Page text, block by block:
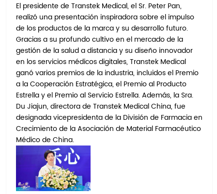
El presidente de Transtek Medical, el Sr. Peter Pan,
realizó una presentación inspiradora sobre el impulso
de los productos de la marca y su desarrollo futuro.
Gracias a su profundo cultivo en el mercado de la
gestión de la salud a distancia y su diseño innovador
en los servicios médicos digitales, Transtek Medical
ganó varios premios de la industria, incluidos el Premio
a la Cooperación Estratégica, el Premio al Producto
Estrella y el Premio al Servicio Estrella. Además, la Sra.
Du Jiajun, directora de Transtek Medical China, fue
designada vicepresidenta de la División de Farmacia en
Crecimiento de la Asociación de Material Farmacéutico
Médico de China.